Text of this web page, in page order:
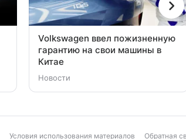
Volkswagen ввел пожизненную
гарантию на свои машины в
Китае
Новости
Условия использования материалов Обратная